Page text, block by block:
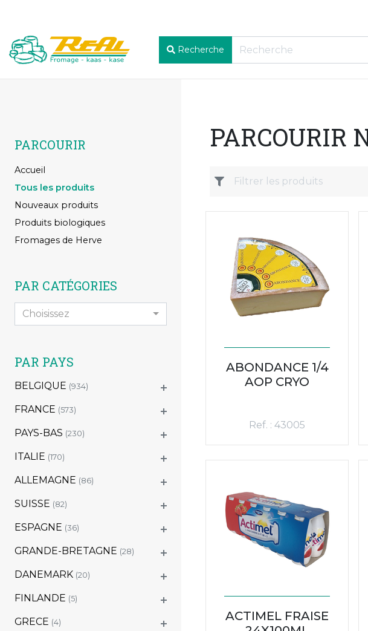
Recherche
PARCOURIR
Accueil
Tous les produits
Nouveaux produits
Produits biologiques
Fromages de Herve
PAR CATÉGORIES
Choisissez
PAR PAYS
BELGIQUE (934)
FRANCE (573)
PAYS-BAS (230)
ITALIE (170)
ALLEMAGNE (86)
SUISSE (82)
ESPAGNE (36)
GRANDE-BRETAGNE (28)
DANEMARK (20)
FINLANDE (5)
GRECE (4)
PARCOURIR
ABONDANCE 1/4
AOP CRYO
Ref. : 43005
ACTIMEL FRAISE